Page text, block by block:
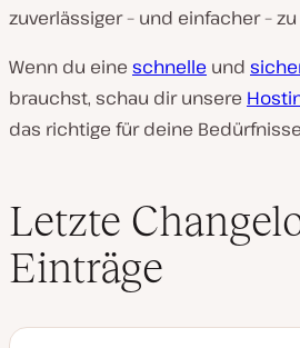
zuverlässiger – und einfacher –
Wenn du eine schnelle und
brauchst, schau dir unsere
das richtige für deine
Letzte
Einträge